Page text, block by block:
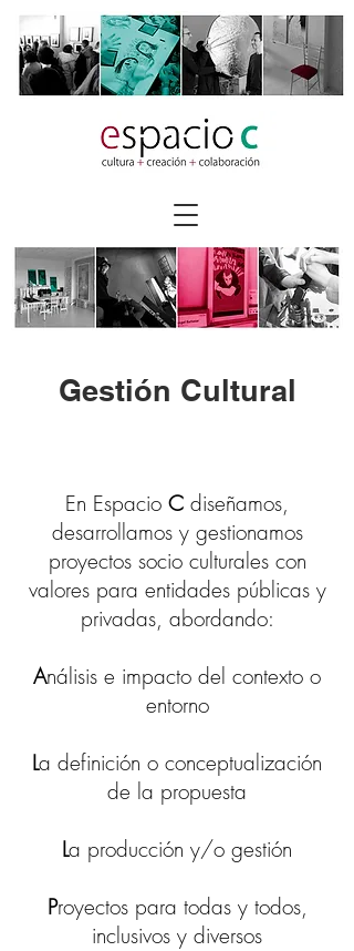
Gestión Cultural
En Espacio C diseñamos,
desarrollamos y gestionamos
proyectos socio culturales con
valores para entidades públicas y
privadas, abordando:
Análisis e impacto del contexto o
entorno
La definición o conceptualización
de la propuesta
La producción y/o gestión
Proyectos para todas y todos,
inclusivos y diversos